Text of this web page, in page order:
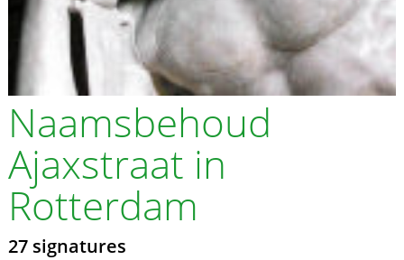
Naamsbehoud
Ajaxstraat in
Rotterdam
27 signatures